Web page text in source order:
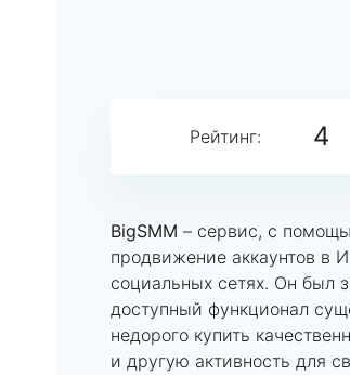
Рейтинг: 4
BigSMM – сервис, с
продвижение аккаунтов в
социальных сетях. Он был
доступный функционал
недорого купить
и другую активность для